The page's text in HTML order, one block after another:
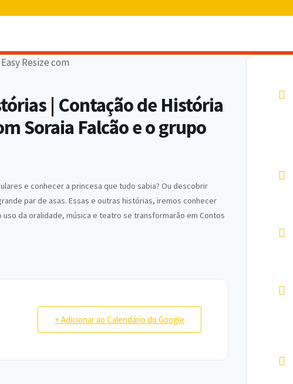
| Contação de História
Soraia Falcão e o grupo
e conhecer a princesa que tudo sabia? Ou descobrir
par de asas. Essas e outras histórias, iremos conhecer
da oralidade, música e teatro se transformarão em Contos
+ Adicionar ao Calendário do Google